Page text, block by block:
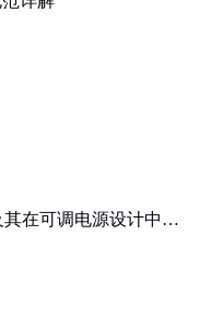
在可调电源设计中的